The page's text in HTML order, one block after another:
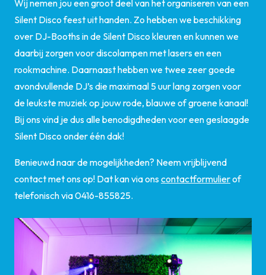
Wij nemen jou een groot deel van het organiseren van een
Silent Disco feest uit handen. Zo hebben we beschikking
over DJ-Booths in de Silent Disco kleuren en kunnen we
daarbij zorgen voor discolampen met lasers en een
rookmachine. Daarnaast hebben we twee zeer goede
avondvullende DJ’s die maximaal 5 uur lang zorgen voor
de leukste muziek op jouw rode, blauwe of groene kanaal!
Bij ons vind je dus alle benodigdheden voor een geslaagde
Silent Disco onder één dak!
Benieuwd naar de mogelijkheden? Neem vrijblijvend
contact met ons op! Dat kan via onscontactformulierof
telefonisch via 0416-855825.